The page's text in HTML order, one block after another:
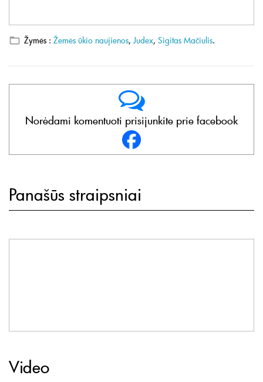
Žymės : Žemės ūkio naujienos,Judex, Sigitas Mačiulis.
Norėdami komentuoti prisijunkite prie facebook
Panašūs straipsniai
Video